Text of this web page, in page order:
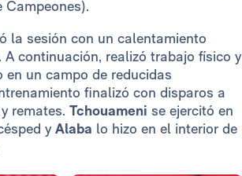
Campeones).
la sesión con un calentamiento
A continuación, realizó trabajo físico y
un campo de reducidas
finalizó con disparos a
remates. Tchouameni se ejercitó en
yAlaba lo hizo en el interior de